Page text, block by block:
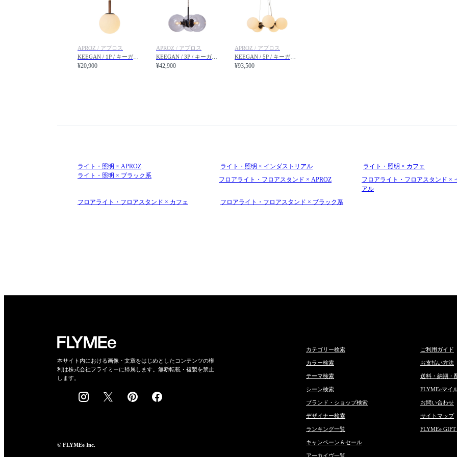
APROZ / アプロス
¥20,900
APROZ / アプロス
¥42,900
APROZ / アプロス
¥93,500
ライト・照明 × APROZ ライト・照明 × インダストリアル
ライト・照明 × カフェ
ライト・照明 × ブラック系
フロアライト・フロアスタンド × APROZ
フロアライト・フロアスタンド ×
アル
フロアライト・フロアスタンド × カフェ
フロアライト・フロアスタンド × ブラック系
本サイト内における画像・文章をはじめとしたコンテンツの権
利は株式会社フライミーに帰属します。無断転載・複製を禁止
します。
© FLYMEe Inc.
カテゴリー検索
カラー検索
テーマ検索
シーン検索
ブランド・ショップ検索
デザイナー検索
ランキング一覧
キャンペーン＆セール
アーカイヴ一覧
ご利用ガイド
お支払い方法
送料・納期・
FLYMEeマイ
お問い合わせ
サイトマップ
FLYMEe